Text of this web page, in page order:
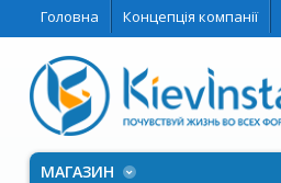
Головна Концепція компанії
МАГАЗИН